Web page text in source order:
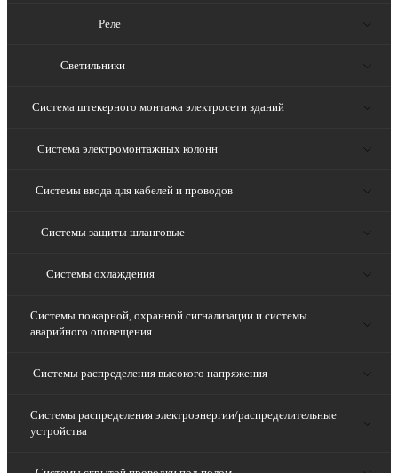
Реле
Светильники
Система штекерного монтажа электросети зданий
Система электромонтажных колонн
Системы ввода для кабелей и проводов
Системы защиты шланговые
Системы охлаждения
Системы пожарной, охранной сигнализации и системы
аварийного оповещения
Системы распределения высокого напряжения
Системы распределения электроэнергии/распределительные
устройства